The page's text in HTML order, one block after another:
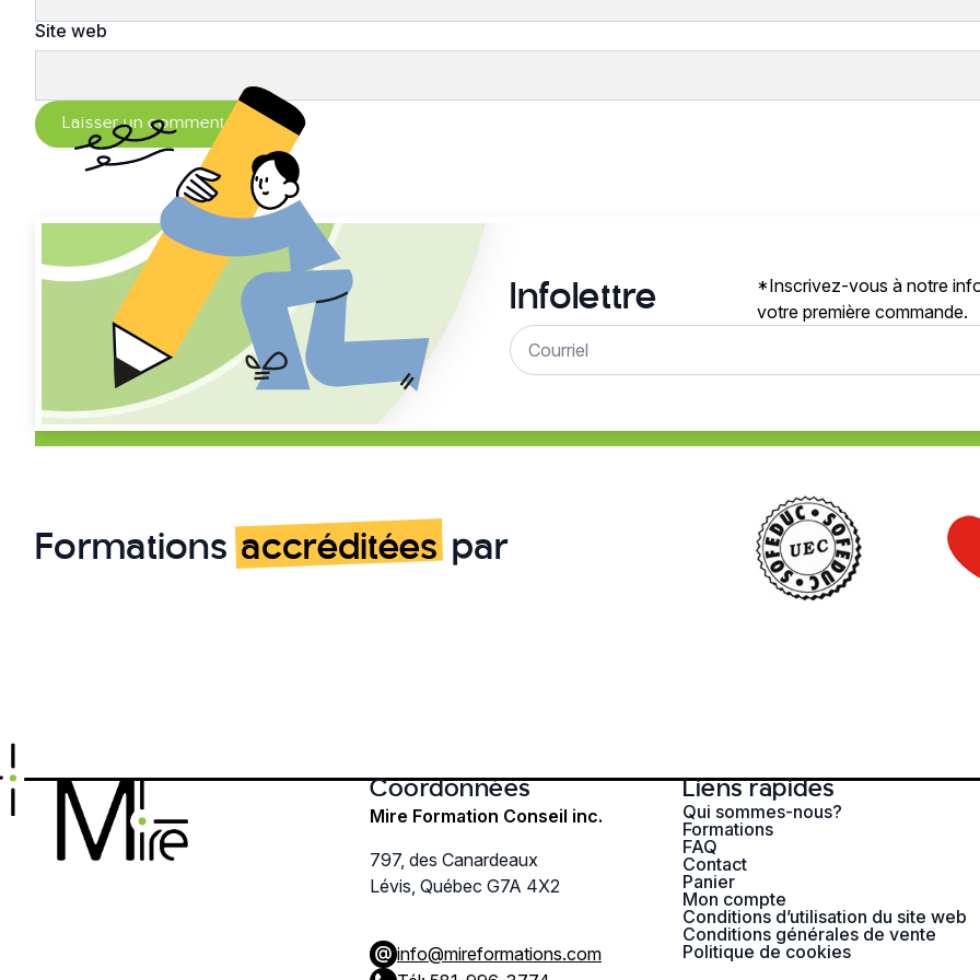
Site web
Infolettre
*Inscrivez-vous à notre
votre première commande.
Formationsaccréditées par
Coordonnées
Mire Formation Conseil inc.
797, des Canardeaux
Lévis, Québec G7A 4X2
info@mireformations.com
Liens rapides
Qui sommes-nous?
Formations
FAQ
Contact
Panier
Mon compte
Conditions d’utilisation du site web
Conditions générales de vente
Politique de cookies